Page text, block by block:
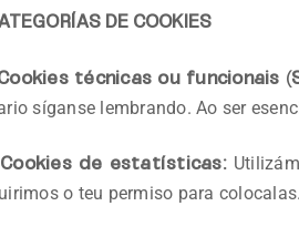
DE COOKIES
técnicas ou funcionais
síganse lembrando. Ao ser
de estatísticas:
o teu permiso para colocalas.